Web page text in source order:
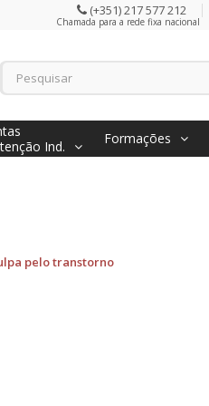
(+351) 217 577 212
Chamada para a rede fixa nacional
Ind.
Formações
pelo transtorno